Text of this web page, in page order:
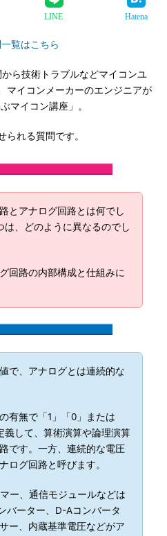
LINE Hatena
覧はこちら
ら技術トラブルなどマイコンユ
マイコンメーカーのエンジニアが
マイコン講座」。
られる質問です。
とアナログ回路とは何でし
、どのように異なるのでし
回路の内部構成と仕組みに
で、アナログとは連続的な
有無で「1」「0」または
義して、算術演算や論理演算
です。一方、連続的な電圧
ログ回路と呼びます。
ー、通信モジュールなどは
バーター、D-Aコンバータ
ー、内蔵基準電圧などがア